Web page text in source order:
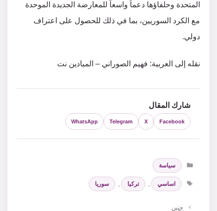
المتحدة وحلفاؤها دعماً واسعاً للمعارضة الجديدة الموحدة
مع الكرد السوريين، بما في ذلك للحصول على اعتراف
دولي.
نقله إلى العربية: فهيم الصوراني – الميادين نت
شارك المقال
Facebook
X
Telegram
WhatsApp
التصنيفات
سياسة
الوسوم
اساسي تركيا سوريا
جنين